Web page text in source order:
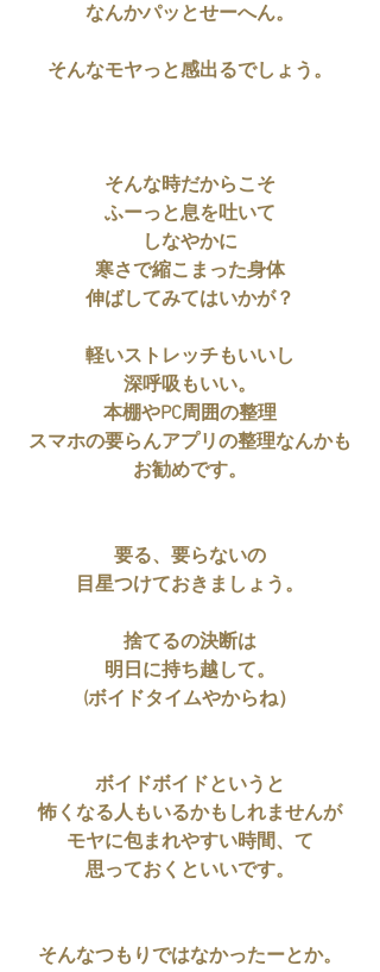
なんかパッとせーへん。
そんなモヤっと感出るでしょう。
そんな時だからこそ
ふーっと息を吐いて
しなやかに
寒さで縮こまった身体
伸ばしてみてはいかが？
軽いストレッチもいいし
深呼吸もいい。
本棚やPC周囲の整理
スマホの要らんアプリの整理なんかも
お勧めです。
要る、要らないの
目星つけておきましょう。
捨てるの決断は
明日に持ち越して。
(ボイドタイムやからね）
ボイドボイドというと
怖くなる人もいるかもしれませんが
モヤに包まれやすい時間、て
思っておくといいです。
そんなつもりではなかったーとか。